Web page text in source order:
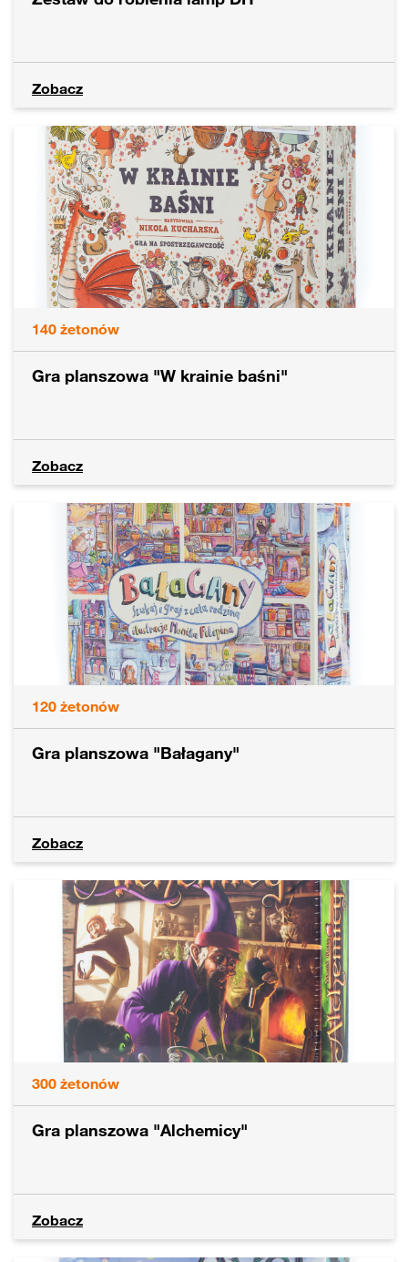
Zobacz
140 żetonów
Gra planszowa "W krainie baśni"
Zobacz
120 żetonów
Gra planszowa "Bałagany"
Zobacz
300 żetonów
Gra planszowa "Alchemicy"
Zobacz